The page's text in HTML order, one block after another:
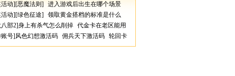
动][恶魔法则 ] 进入游戏后出生在哪个场景
动][绿色征途] 领取黄金搭档的标准是什么
部2]身上有杀气怎么削掉 代金卡在老区能用
号]风色幻想激活码 佣兵天下激活码 轮回卡